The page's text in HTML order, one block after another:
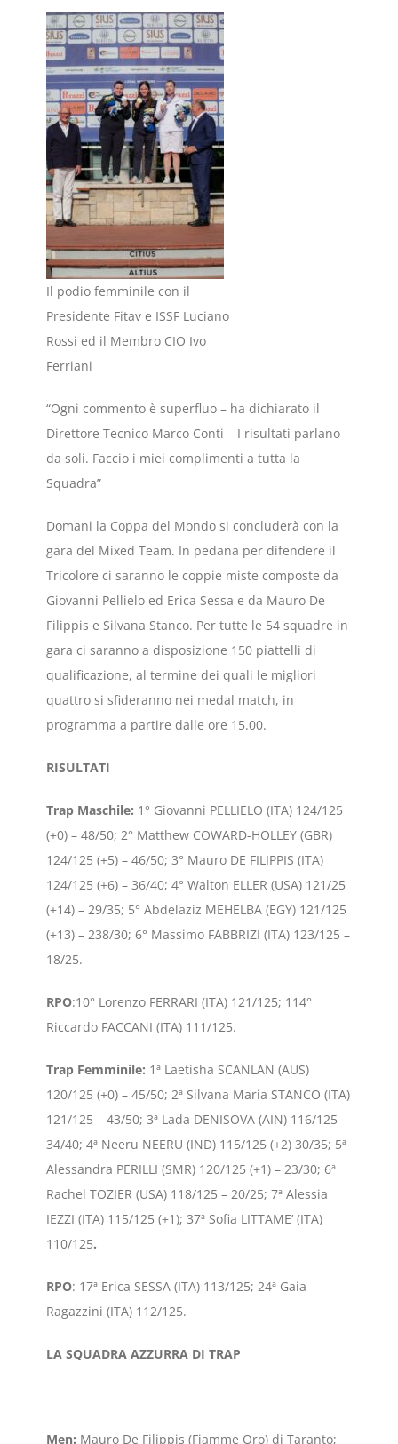
Il podio femminile con il
Presidente Fitav e ISSF Luciano
Rossi ed il Membro CIO Ivo
Ferriani
“Ogni commento è superfluo – ha dichiarato il
Direttore Tecnico Marco Conti – I risultati parlano
da soli. Faccio i miei complimenti a tutta la
Squadra”
Domani la Coppa del Mondo si concluderà con la
gara del Mixed Team. In pedana per difendere il
Tricolore ci saranno le coppie miste composte da
Giovanni Pellielo ed Erica Sessa e da Mauro De
Filippis e Silvana Stanco. Per tutte le 54 squadre in
gara ci saranno a disposizione 150 piattelli di
qualificazione, al termine dei quali le migliori
quattro si sfideranno nei medal match, in
programma a partire dalle ore 15.00.
RISULTATI
Trap Maschile: 1° Giovanni PELLIELO (ITA) 124/125
(+0) – 48/50; 2° Matthew COWARD-HOLLEY (GBR)
124/125 (+5) – 46/50; 3° Mauro DE FILIPPIS (ITA)
124/125 (+6) – 36/40; 4° Walton ELLER (USA) 121/25
(+14) – 29/35; 5° Abdelaziz MEHELBA (EGY) 121/125
(+13) – 238/30; 6° Massimo FABBRIZI (ITA) 123/125 –
18/25.
RPO:10° Lorenzo FERRARI (ITA) 121/125; 114°
Riccardo FACCANI (ITA) 111/125.
Trap Femminile: 1ª Laetisha SCANLAN (AUS)
120/125 (+0) – 45/50; 2ª Silvana Maria STANCO (ITA)
121/125 – 43/50; 3ª Lada DENISOVA (AIN) 116/125 –
34/40; 4ª Neeru NEERU (IND) 115/125 (+2) 30/35; 5ª
Alessandra PERILLI (SMR) 120/125 (+1) – 23/30; 6ª
Rachel TOZIER (USA) 118/125 – 20/25; 7ª Alessia
IEZZI (ITA) 115/125 (+1); 37ª Sofia LITTAME’ (ITA)
110/125.
RPO: 17ª Erica SESSA (ITA) 113/125; 24ª Gaia
Ragazzini (ITA) 112/125.
LA SQUADRA AZZURRA DI TRAP
Men: Mauro De Filippis (Fiamme Oro) di Taranto;